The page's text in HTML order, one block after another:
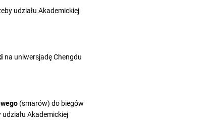
udziału Akademickiej
na uniwersjadę Chengdu
(smarów) do biegów
Akademickiej